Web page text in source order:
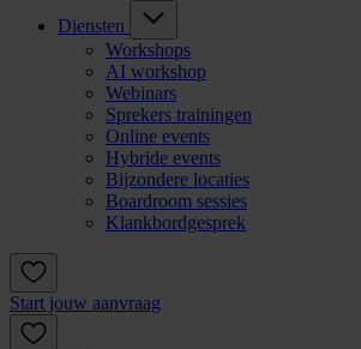
Diensten
Workshops
AI workshop
Webinars
Sprekers trainingen
Online events
Hybride events
Bijzondere locaties
Boardroom sessies
Klankbordgesprek
Start jouw aanvraag